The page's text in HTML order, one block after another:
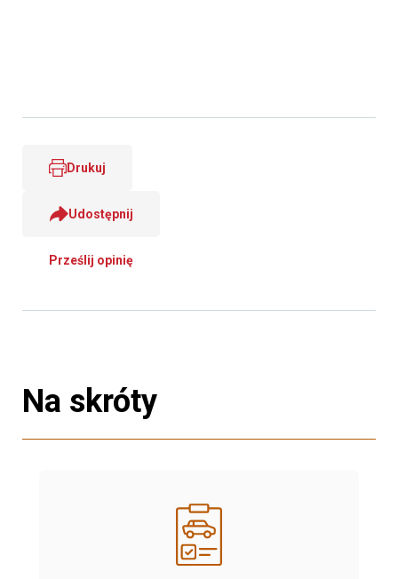
Drukuj
Udostępnij
Prześlij opinię
Na skróty